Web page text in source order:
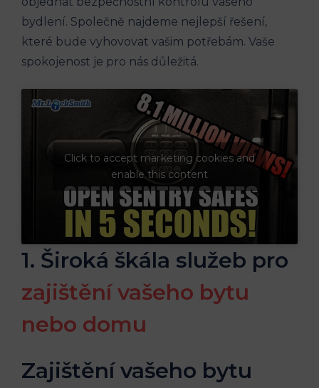
bydlení. Společně najdeme nejlepší řešení,
které bude vyhovovat vašim potřebám. Vaše
spokojenost je pro nás důležitá.
Click to accept marketing cookies and
enable this content
1. Široká škála služeb pro
zajištění vašeho bytu
nebo domu
Zajištění vašeho bytu